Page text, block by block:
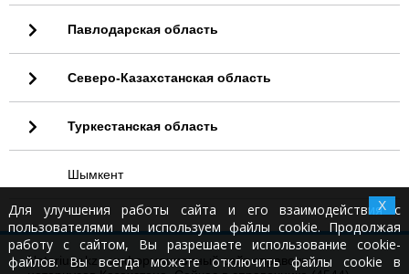
Павлодарская область
Северо-Казахстанская область
Туркестанская область
Шымкент
Notariusy.kz - информационный сайт справочник
Для улучшения работы сайта и его взаимодействия с
пользователями мы используем файлы cookie. Продолжая
работу с сайтом, Вы разрешаете использование cookie-
файлов. Вы всегда можете отключить файлы cookie в
X